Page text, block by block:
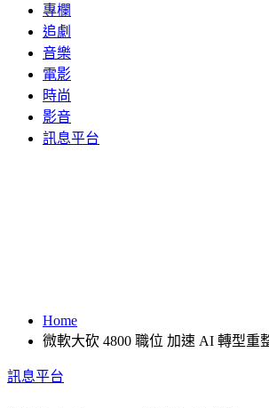
專欄
追劇
音樂
電影
時尚
影音
訊息平台
Home
微軟大砍 4800 職位 加速 AI 轉型重
訊息平台